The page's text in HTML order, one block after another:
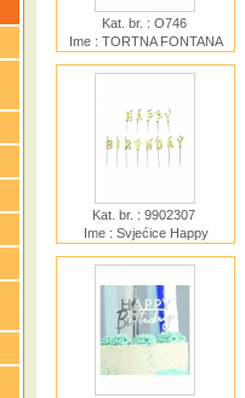
Kat. br. : O746
Ime : TORTNA FONTANA
12cm 4 kom
Kat. br. : 9902307
Ime : Svjećice Happy